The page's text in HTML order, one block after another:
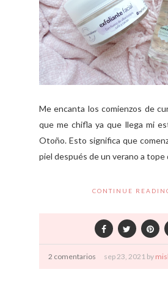
Me encanta los comienzos de
que me chifla ya que llega mi
Otoño. Esto significa que
piel después de un verano a tope
CONTINUE
2 comentarios sep23, 2021 by